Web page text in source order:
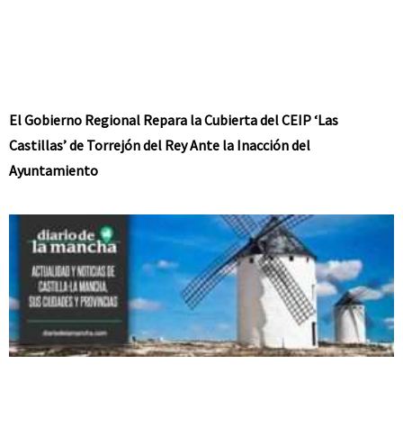
El Gobierno Regional Repara la Cubierta del CEIP ‘Las
Castillas’ de Torrejón del Rey Ante la Inacción del
Ayuntamiento